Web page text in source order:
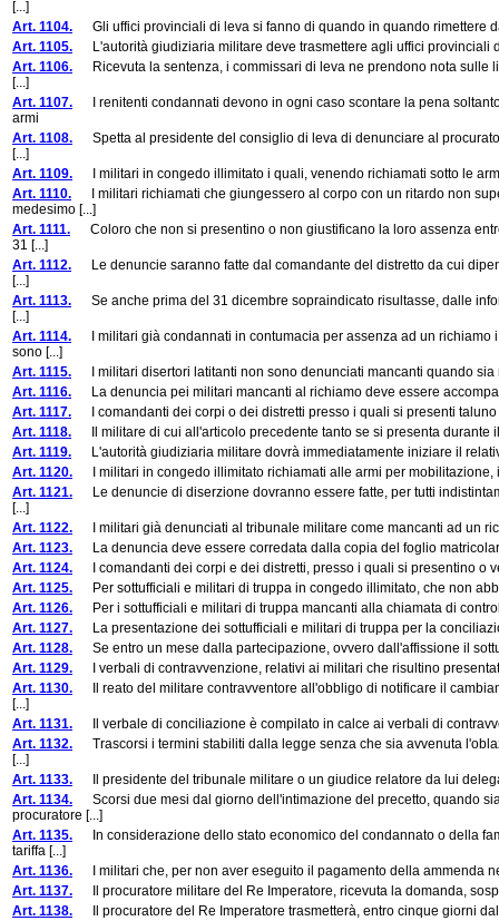
[...]
Art. 1104. Gli uffici provinciali di leva si fanno di quando in quando rimettere
Art. 1105. L'autorità giudiziaria militare deve trasmettere agli uffici provinciali
Art. 1106. Ricevuta la sentenza, i commissari di leva ne prendono nota sulle
[...]
Art. 1107. I renitenti condannati devono in ogni caso scontare la pena
armi
Art. 1108. Spetta al presidente del consiglio di leva di denunciare al
[...]
Art. 1109. I militari in congedo illimitato i quali, venendo richiamati sotto le
Art. 1110. I militari richiamati che giungessero al corpo con un ritardo non
medesimo [...]
Art. 1111. Coloro che non si presentino o non giustificano la loro assenza
31 [...]
Art. 1112. Le denuncie saranno fatte dal comandante del distretto da cui
[...]
Art. 1113. Se anche prima del 31 dicembre sopraindicato risultasse, dalle
[...]
Art. 1114. I militari già condannati in contumacia per assenza ad un richiamo
sono [...]
Art. 1115. I militari disertori latitanti non sono denunciati mancanti quando
Art. 1116. La denuncia pei militari mancanti al richiamo deve essere
Art. 1117. I comandanti dei corpi o dei distretti presso i quali si presenti
Art. 1118. Il militare di cui all'articolo precedente tanto se si presenta durante
Art. 1119. L'autorità giudiziaria militare dovrà immediatamente iniziare il
Art. 1120. I militari in congedo illimitato richiamati alle armi per mobilitazione,
Art. 1121. Le denuncie di diserzione dovranno essere fatte, per tutti
[...]
Art. 1122. I militari già denunciati al tribunale militare come mancanti ad un
Art. 1123. La denuncia deve essere corredata dalla copia del foglio
Art. 1124. I comandanti dei corpi e dei distretti, presso i quali si presentino o
Art. 1125. Per sottufficiali e militari di truppa in congedo illimitato, che non
Art. 1126. Per i sottufficiali e militari di truppa mancanti alla chiamata di
Art. 1127. La presentazione dei sottufficiali e militari di truppa per la
Art. 1128. Se entro un mese dalla partecipazione, ovvero dall'affissione il
Art. 1129. I verbali di contravvenzione, relativi ai militari che risultino
Art. 1130. Il reato del militare contravventore all'obbligo di notificare il
[...]
Art. 1131. Il verbale di conciliazione è compilato in calce ai verbali di
Art. 1132. Trascorsi i termini stabiliti dalla legge senza che sia avvenuta
[...]
Art. 1133. Il presidente del tribunale militare o un giudice relatore da lui
Art. 1134. Scorsi due mesi dal giorno dell'intimazione del precetto, quando
procuratore [...]
Art. 1135. In considerazione dello stato economico del condannato o della
tariffa [...]
Art. 1136. I militari che, per non aver eseguito il pagamento della ammenda
Art. 1137. Il procuratore militare del Re Imperatore, ricevuta la domanda,
Art. 1138. Il procuratore del Re Imperatore trasmetterà, entro cinque giorni